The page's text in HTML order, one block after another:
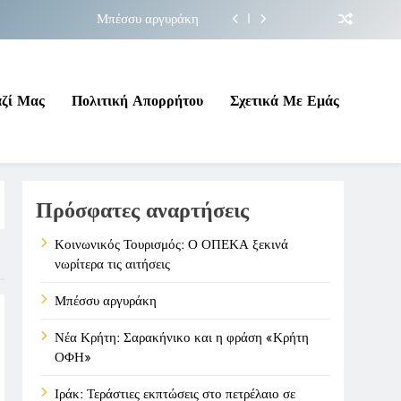
Μπέσσυ αργυράκη
επικίνδυνη γεωπολιτική συγκυρία
Μπέσσυ αργυράκη
και η φράση «Κρήτη ΟΦΗ»
επικίνδυνη γεωπολιτική συγκυρία
Μας Πολιτική Απορρήτου Σχετικά Με Εμάς
Πρόσφατες αναρτήσεις
Κοινωνικός Τουρισμός: Ο ΟΠΕΚΑ ξεκινά
νωρίτερα τις αιτήσεις
Μπέσσυ αργυράκη
Νέα Κρήτη: Σαρακήνικο και η φράση «Κρήτη
ΟΦΗ»
Ιράκ: Τεράστιες εκπτώσεις στο πετρέλαιο σε